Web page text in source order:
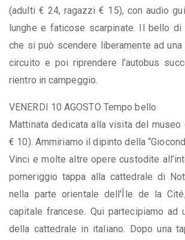
(adulti € 24, ragazzi € 15), con audio
lunghe e faticose scarpinate. Il bello
che si può scendere liberamente ad
circuito e poi riprendere l’autobus
rientro in campeggio.
VENERDI 10 AGOSTO Tempo bello
Mattinata dedicata alla visita del museo
€ 10). Ammiriamo il dipinto della
Vinci e molte altre opere custodite
pomeriggio tappa alla cattedrale di
nella parte orientale dell'Île de la
capitale francese. Qui partecipiamo ad
della cattedrale in italiano. Dopo una